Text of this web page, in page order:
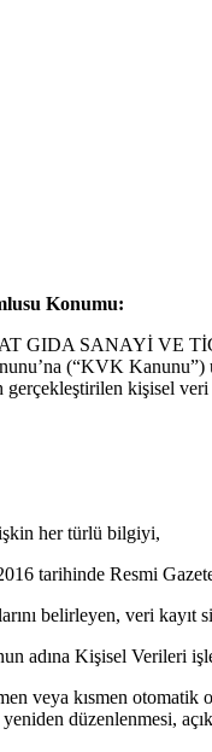
Konumu:
GIDA SANAYİ VE
(“KVK
kişisel veri
her türlü bilgiyi,
tarihinde Resmi
belirleyen, veri
adına Kişisel Verileri
veya kısmen otomatik
düzenlenmesi,